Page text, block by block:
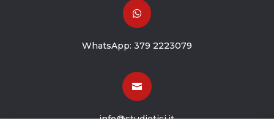

WhatsApp: 379 2223079

info@studiotisi.it